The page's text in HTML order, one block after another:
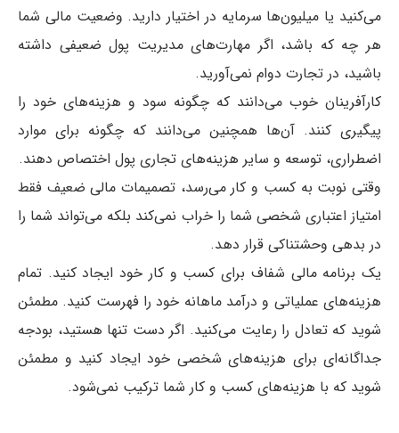
می‌کنید یا میلیون‌ها سرمایه در اختیار دارید. وضعیت مالی شما
هر چه که باشد، اگر مهارت‌های مدیریت پول ضعیفی داشته
باشید، در تجارت دوام نمی‌آورید.
کارآفرینان خوب می‌دانند که چگونه سود و هزینه‌های خود را
پیگیری کنند. آن‌ها همچنین می‌دانند که چگونه برای موارد
اضطراری، توسعه و سایر هزینه‌های تجاری پول اختصاص دهند.
وقتی نوبت به کسب و کار می‌رسد، تصمیمات مالی ضعیف فقط
امتیاز اعتباری شخصی شما را خراب نمی‌کند بلکه می‌تواند شما را
در بدهی وحشتناکی قرار دهد.
یک برنامه مالی شفاف برای کسب و کار خود ایجاد کنید. تمام
هزینه‌های عملیاتی و درآمد ماهانه خود را فهرست کنید. مطمئن
شوید که تعادل را رعایت می‌کنید. اگر دست تنها هستید، بودجه
جداگانه‌ای برای هزینه‌های شخصی خود ایجاد کنید و مطمئن
شوید که با هزینه‌های کسب و کار شما ترکیب نمی‌شود.